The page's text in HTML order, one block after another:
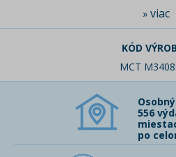
» viac
KÓD
MCT
556
po